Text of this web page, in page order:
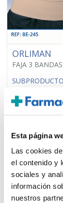
Esta página
Las cookies
el contenido y
sociales y
información
nuestros
ORLIMAN
FAJA 3 BANDAS